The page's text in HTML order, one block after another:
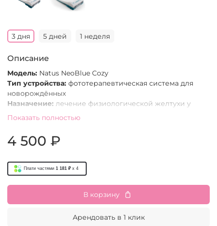
3 дня 5 дней 1 неделя
Описание
Модель: Natus NeoBlue Cozy
Тип устройства: фототерапевтическая система для
новорождённых
Назначение: лечение физиологической желтухи у
младенцев
Источник света:
Формат:матрас / система фототерапии для
Применение:домашняя фототерапия по назначению
врача
Возраст ребёнка:новорождённые и младенцы
Показать полностью
4 500 ₽
Плати частями 1 181 ₽ x 4
В корзину
Арендовать в 1 клик